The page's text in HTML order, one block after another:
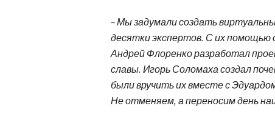
– Мы задумали создать
десятки экспертов. С их помощью
Андрей Флоренко разработал
славы. Игорь Соломаха создал
были вручить их вместе с
Не отменяем, а переносим день